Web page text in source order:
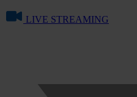
LIVE STREAMING